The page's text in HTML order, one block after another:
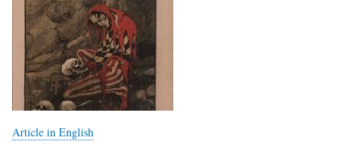
Article in English